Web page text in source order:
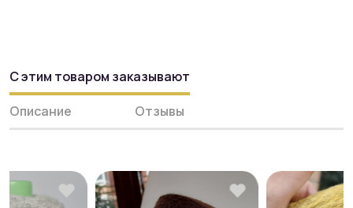
С этим товаром заказывают
Описание
Отзывы